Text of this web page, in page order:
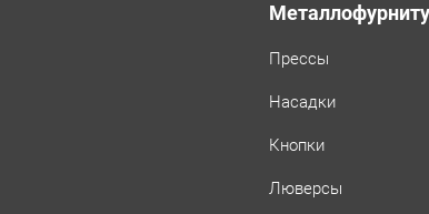
Прессы
Насадки
Кнопки
Люверсы